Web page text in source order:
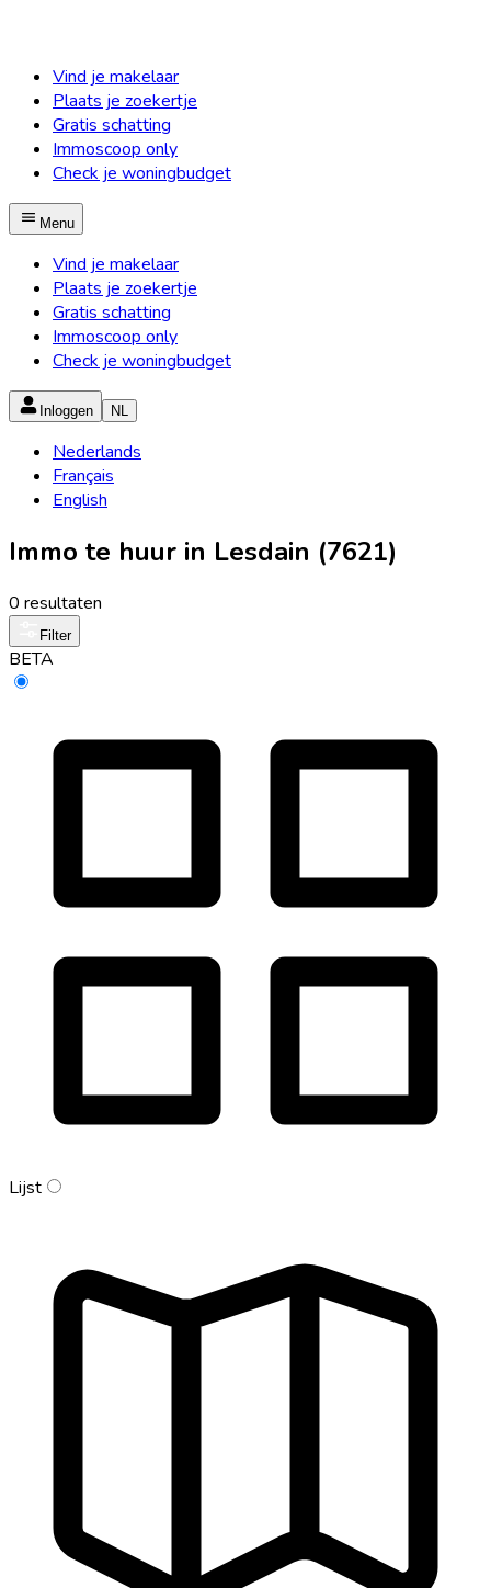
Vind je makelaar
Plaats je zoekertje
Gratis schatting
Immoscoop only
Check je woningbudget
Menu
Vind je makelaar
Plaats je zoekertje
Gratis schatting
Immoscoop only
Check je woningbudget
Inloggen NL
Nederlands
Français
English
Immo te huur in Lesdain (7621)
0 resultaten
Filter
BETA
Lijst